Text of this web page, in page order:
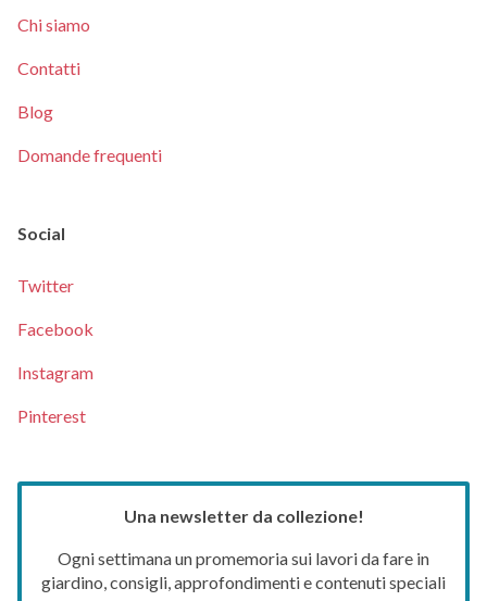
Chi siamo
Contatti
Blog
Domande frequenti
Social
Twitter
Facebook
Instagram
Pinterest
Una newsletter da collezione!
Ogni settimana un promemoria sui lavori da fare in
giardino, consigli, approfondimenti e contenuti speciali